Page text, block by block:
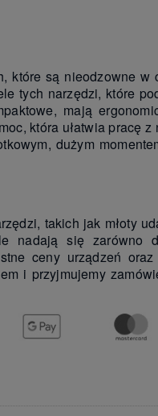
które są nieodzowne
tych narzędzi, które
mają
która ułatwia pracę z
dużym
takich jak młoty
nadają się zarówno
ceny urządzeń
i przyjmujemy